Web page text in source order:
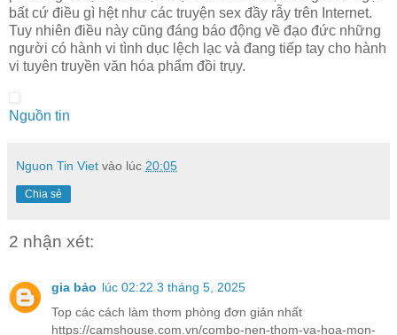
bất cứ điều gì hệt như các truyện sex đầy rẫy trên Internet.
Tuy nhiên điều này cũng đáng báo động về đạo đức những
người có hành vi tình dục lệch lạc và đang tiếp tay cho hành
vi tuyên truyền văn hóa phẩm đồi trụy.
Nguồn tin
Nguon Tin Viet vào lúc 20:05
Chia sẻ
2 nhận xét:
gia bảo lúc 02:22 3 tháng 5, 2025
Top các cách làm thơm phòng đơn giản nhất
https://camshouse.com.vn/combo-nen-thom-va-hoa-mon-